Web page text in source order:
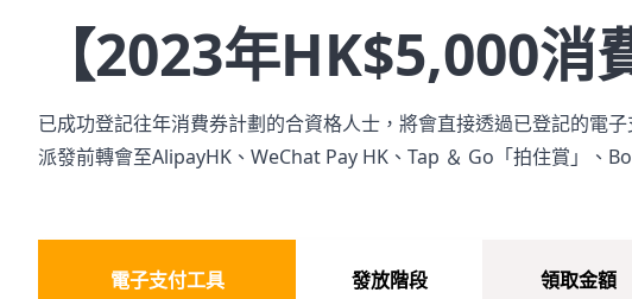
【2023年HK$5,000消
已成功登記往年消費券計劃的合資格人士，將會直接透過已登記的電
派發前轉會至AlipayHK、WeChat Pay HK、Tap ＆ Go「拍住賞」、
電子支付工具 發放階段 領取金額